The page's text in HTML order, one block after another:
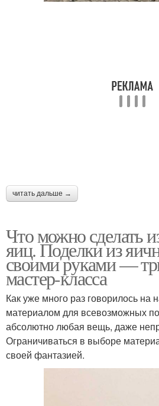
читать дальше →
Что можно сделать
яиц. Поделки из
своими руками —
мастер-класса
Как уже много раз говорилось на
материалом для всевозможных
абсолютно любая вещь, даже
Ограничиваться в выборе
своей фантазией.